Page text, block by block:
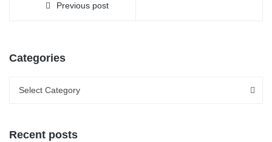
Previous post
Categories
Select Category
Recent posts